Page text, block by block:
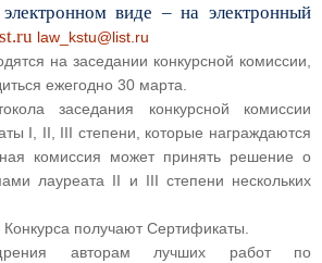
виде – на электронный
law_kstu@list.ru
на заседании конкурсной комиссии,
ежегодно 30 марта.
заседания конкурсной комиссии
I, II, III степени, которые награждаются
комиссия может принять решение о
лауреата II и III степени нескольких
Конкурса получают Сертификаты.
авторам лучших работ по